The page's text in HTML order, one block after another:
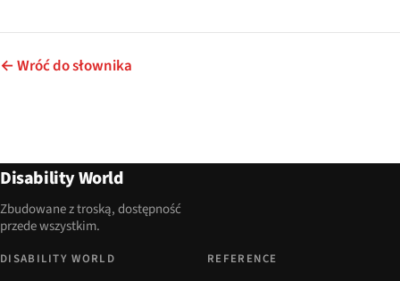
← Wróć do słownika
Disability World
Zbudowane z troską, dostępność
przede wszystkim.
DISABILITY WORLD REFERENCE